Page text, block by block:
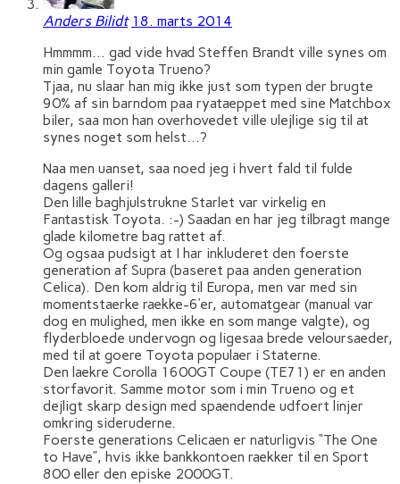
Anders Bilidt 18. marts 2014
Hmmmm… gad vide hvad Steffen Brandt ville synes om
min gamle Toyota Trueno?
Tjaa, nu slaar han mig ikke just som typen der brugte
90% af sin barndom paa ryataeppet med sine Matchbox
biler, saa mon han overhovedet ville ulejlige sig til at
synes noget som helst…?
Naa men uanset, saa noed jeg i hvert fald til fulde
dagens galleri!
Den lille baghjulstrukne Starlet var virkelig en
Fantastisk Toyota. :-) Saadan en har jeg tilbragt mange
glade kilometre bag rattet af.
Og ogsaa pudsigt at I har inkluderet den foerste
generation af Supra (baseret paa anden generation
Celica). Den kom aldrig til Europa, men var med sin
momentstaerke raekke-6’er, automatgear (manual var
dog en mulighed, men ikke en som mange valgte), og
flyderbloede undervogn og ligesaa brede veloursaeder,
med til at goere Toyota populaer i Staterne.
Den laekre Corolla 1600GT Coupe (TE71) er en anden
storfavorit. Samme motor som i min Trueno og et
dejligt skarp design med spaendende udfoert linjer
omkring sideruderne.
Foerste generations Celicaen er naturligvis “The One
to Have”, hvis ikke bankkontoen raekker til en Sport
800 eller den episke 2000GT.